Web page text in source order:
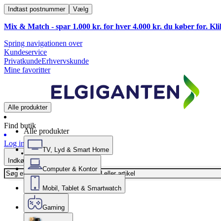
Indtast postnummer Vælg
Mix & Match - spar 1.000 kr. for hver 4.000 kr. du køber for.
Spring navigationen over
Kundeservice
PrivatkundeErhvervskunde
Mine favoritter
Alle produkter
Find butik
Log ind
Indkøbskurv
Alle produkter
TV, Lyd & Smart Home
Computer & Kontor
Mobil, Tablet & Smartwatch
Gaming